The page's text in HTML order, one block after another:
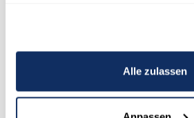
Alle zulassen
Tür anbietet und schaut euch das Ganze
haben bei der Orientierung zu